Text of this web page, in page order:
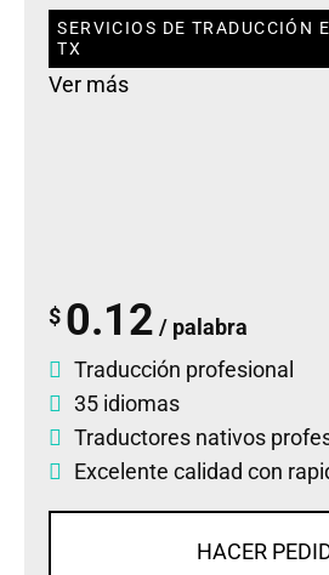
SERVICIOS DE TRADUCCIÓN
TX
Ver más
$ 0.12 / palabra
Traducción profesional
35 idiomas
Traductores nativos
Excelente calidad con
HACER